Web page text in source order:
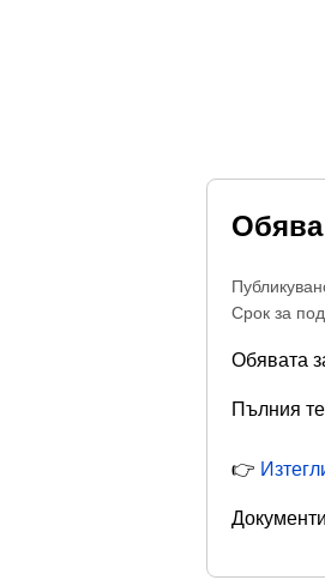
Срок за
Обявата
Пълния
👉